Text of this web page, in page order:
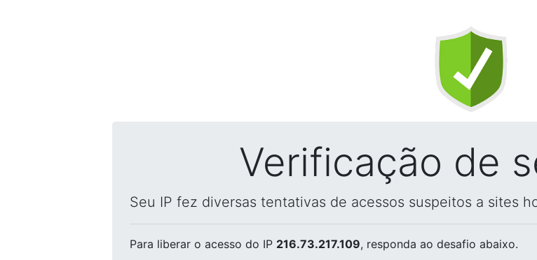
Verificação de
Seu IP fez diversas tentativas de acessos suspeitos a sites
Para liberar o acesso do IP 216.73.217.109, responda ao desafio abaixo.